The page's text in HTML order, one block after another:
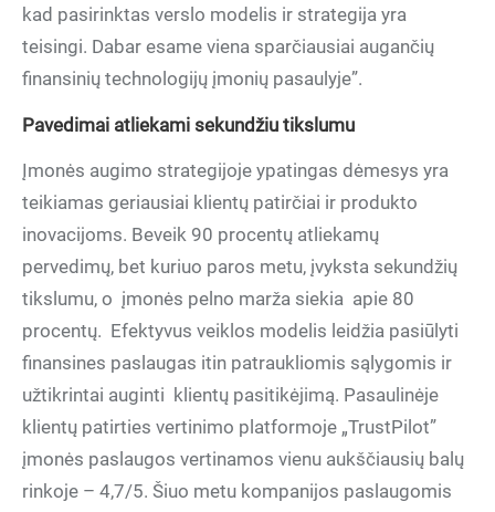
kad pasirinktas verslo modelis ir strategija yra
teisingi. Dabar esame viena sparčiausiai augančių
finansinių technologijų įmonių pasaulyje”.
Pavedimai atliekami sekundžiu tikslumu
Įmonės augimo strategijoje ypatingas dėmesys yra
teikiamas geriausiai klientų patirčiai ir produkto
inovacijoms. Beveik 90 procentų atliekamų
pervedimų, bet kuriuo paros metu, įvyksta sekundžių
tikslumu, o įmonės pelno marža siekia apie 80
procentų. Efektyvus veiklos modelis leidžia pasiūlyti
finansines paslaugas itin patraukliomis sąlygomis ir
užtikrintai auginti klientų pasitikėjimą. Pasaulinėje
klientų patirties vertinimo platformoje „TrustPilot”
įmonės paslaugos vertinamos vienu aukščiausių balų
rinkoje – 4,7/5. Šiuo metu kompanijos paslaugomis